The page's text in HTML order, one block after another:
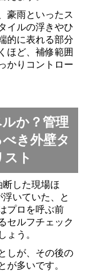
豪雨といったス
イルの浮きやひ
的に表れる部分
ほど、補修範囲
かりコントロー
か？管理
き外壁タ
ト
断した現場ほ
いていた、と
プロを呼ぶ前
セルフチェック
ょう。
しが、その後の
が多いです。